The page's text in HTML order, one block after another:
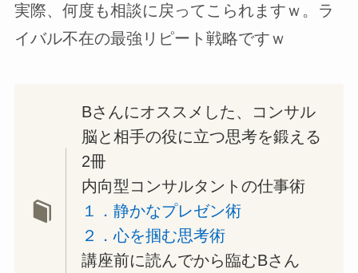
実際、何度も相談に戻ってこられますｗ。ラ
イバル不在の最強リピート戦略ですｗ
Bさんにオススメした、コンサル
脳と相手の役に立つ思考を鍛える
2冊
内向型コンサルタントの仕事術
１．静かなプレゼン術
２．心を掴む思考術
講座前に読んでから臨むBさん